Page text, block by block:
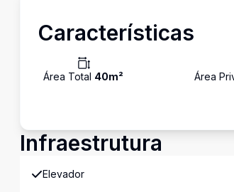
Características
Área Total 40m² Área
Infraestrutura
Elevador